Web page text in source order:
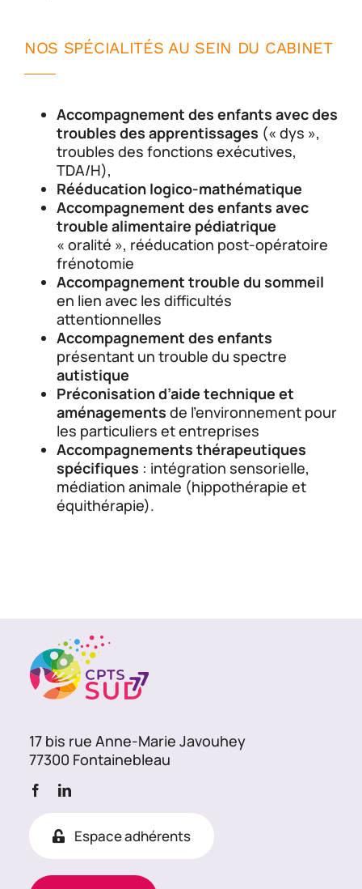
NOS SPÉCIALITÉS AU SEIN DU CABINET
Accompagnement des enfants avec des
troubles des apprentissages (« dys »,
troubles des fonctions exécutives,
TDA/H),
Rééducation logico-mathématique
Accompagnement des enfants avec
trouble alimentaire pédiatrique
« oralité », rééducation post-opératoire
frénotomie
Accompagnement trouble du sommeil
en lien avec les difficultés
attentionnelles
Accompagnement des enfants
présentant un trouble du spectre
autistique
Préconisation d’aide technique et
aménagements de l’environnement pour
les particuliers et entreprises
Accompagnements thérapeutiques
spécifiques : intégration sensorielle,
médiation animale (hippothérapie et
équithérapie).
17 bis rue Anne-Marie Javouhey
77300 Fontainebleau
Espace adhérents